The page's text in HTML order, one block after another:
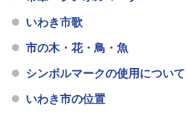
いわき市歌
市の木・花・鳥・魚
シンボルマークの使用について
いわき市の位置